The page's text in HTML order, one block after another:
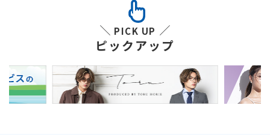
PICK UP
ピックアップ